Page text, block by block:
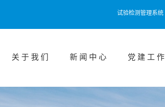
试验检测管理系统
关 于 我 们 新 闻 中 心 党 建 工 作